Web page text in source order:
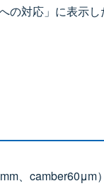
対応」に表示し
、camber60μm